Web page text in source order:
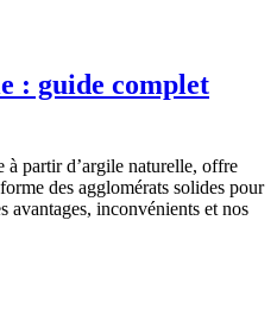
: guide complet
partir d’argile naturelle, offre
des agglomérats solides pour
avantages, inconvénients et nos